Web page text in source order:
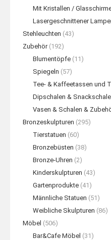
Mit Kristallen /
Lasergeschnittener
Stehleuchten (43)
Zubehör (192)
Blumentöpfe (11)
Spiegeln (57)
Tee- & Kaffeetassen und
Dipschalen &
Vasen & Schalen &
Bronzeskulpturen (295)
Tierstatuen (60)
Bronzebüsten (38)
Bronze-Uhren (2)
Kinderskulpturen (43)
Gartenprodukte (41)
Männliche Statuen (51)
Weibliche Skulpturen (86)
Möbel (506)
Bar&Cafe Möbel (31)